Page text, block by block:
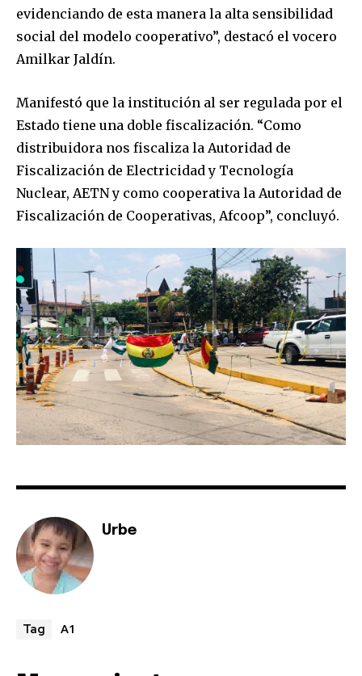
evidenciando de esta manera la alta sensibilidad
social del modelo cooperativo”, destacó el vocero
Amilkar Jaldín.
Manifestó que la institución al ser regulada por el
Estado tiene una doble fiscalización. “Como
distribuidora nos fiscaliza la Autoridad de
Fiscalización de Electricidad y Tecnología
Nuclear, AETN y como cooperativa la Autoridad de
Fiscalización de Cooperativas, Afcoop”, concluyó.
Urbe
Tag A1